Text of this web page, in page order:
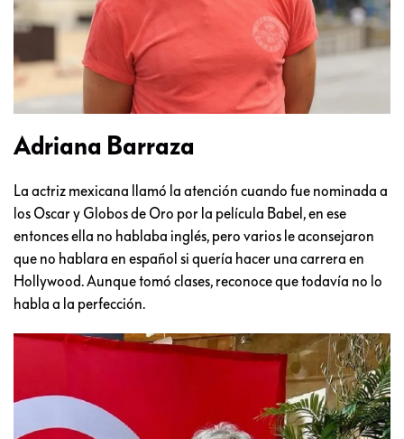
Adriana Barraza
La actriz mexicana llamó la atención cuando fue nominada a
los Oscar y Globos de Oro por la película Babel, en ese
entonces ella no hablaba inglés, pero varios le aconsejaron
que no hablara en español si quería hacer una carrera en
Hollywood. Aunque tomó clases, reconoce que todavía no lo
habla a la perfección.